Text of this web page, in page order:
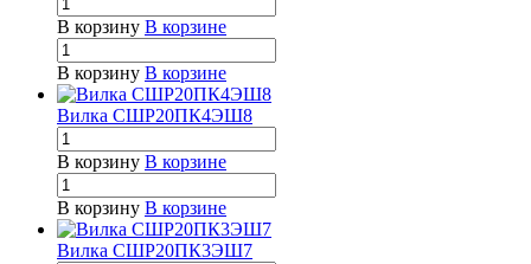
В корзину В корзине
В корзину В корзине
Вилка СШР20ПК4ЭШ8
В корзину В корзине
В корзину В корзине
Вилка СШР20ПК3ЭШ7